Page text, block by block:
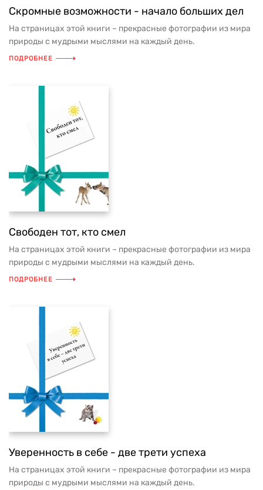
Скромные возможности - начало больших дел
На страницах этой книги – прекрасные фотографии из мира
природы с мудрыми мыслями на каждый день.
ПОДРОБНЕЕ
Свободен тот, кто смел
На страницах этой книги – прекрасные фотографии из мира
природы с мудрыми мыслями на каждый день.
ПОДРОБНЕЕ
Уверенность в себе - две трети успеха
На страницах этой книги – прекрасные фотографии из мира
природы с мудрыми мыслями на каждый день.